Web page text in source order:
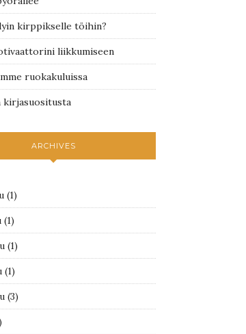
kirppikselle töihin?
liikkumiseen
ruokakuluissa
kirjasuositusta
ARCHIVES
(1)
(1)
(1)
(1)
(3)